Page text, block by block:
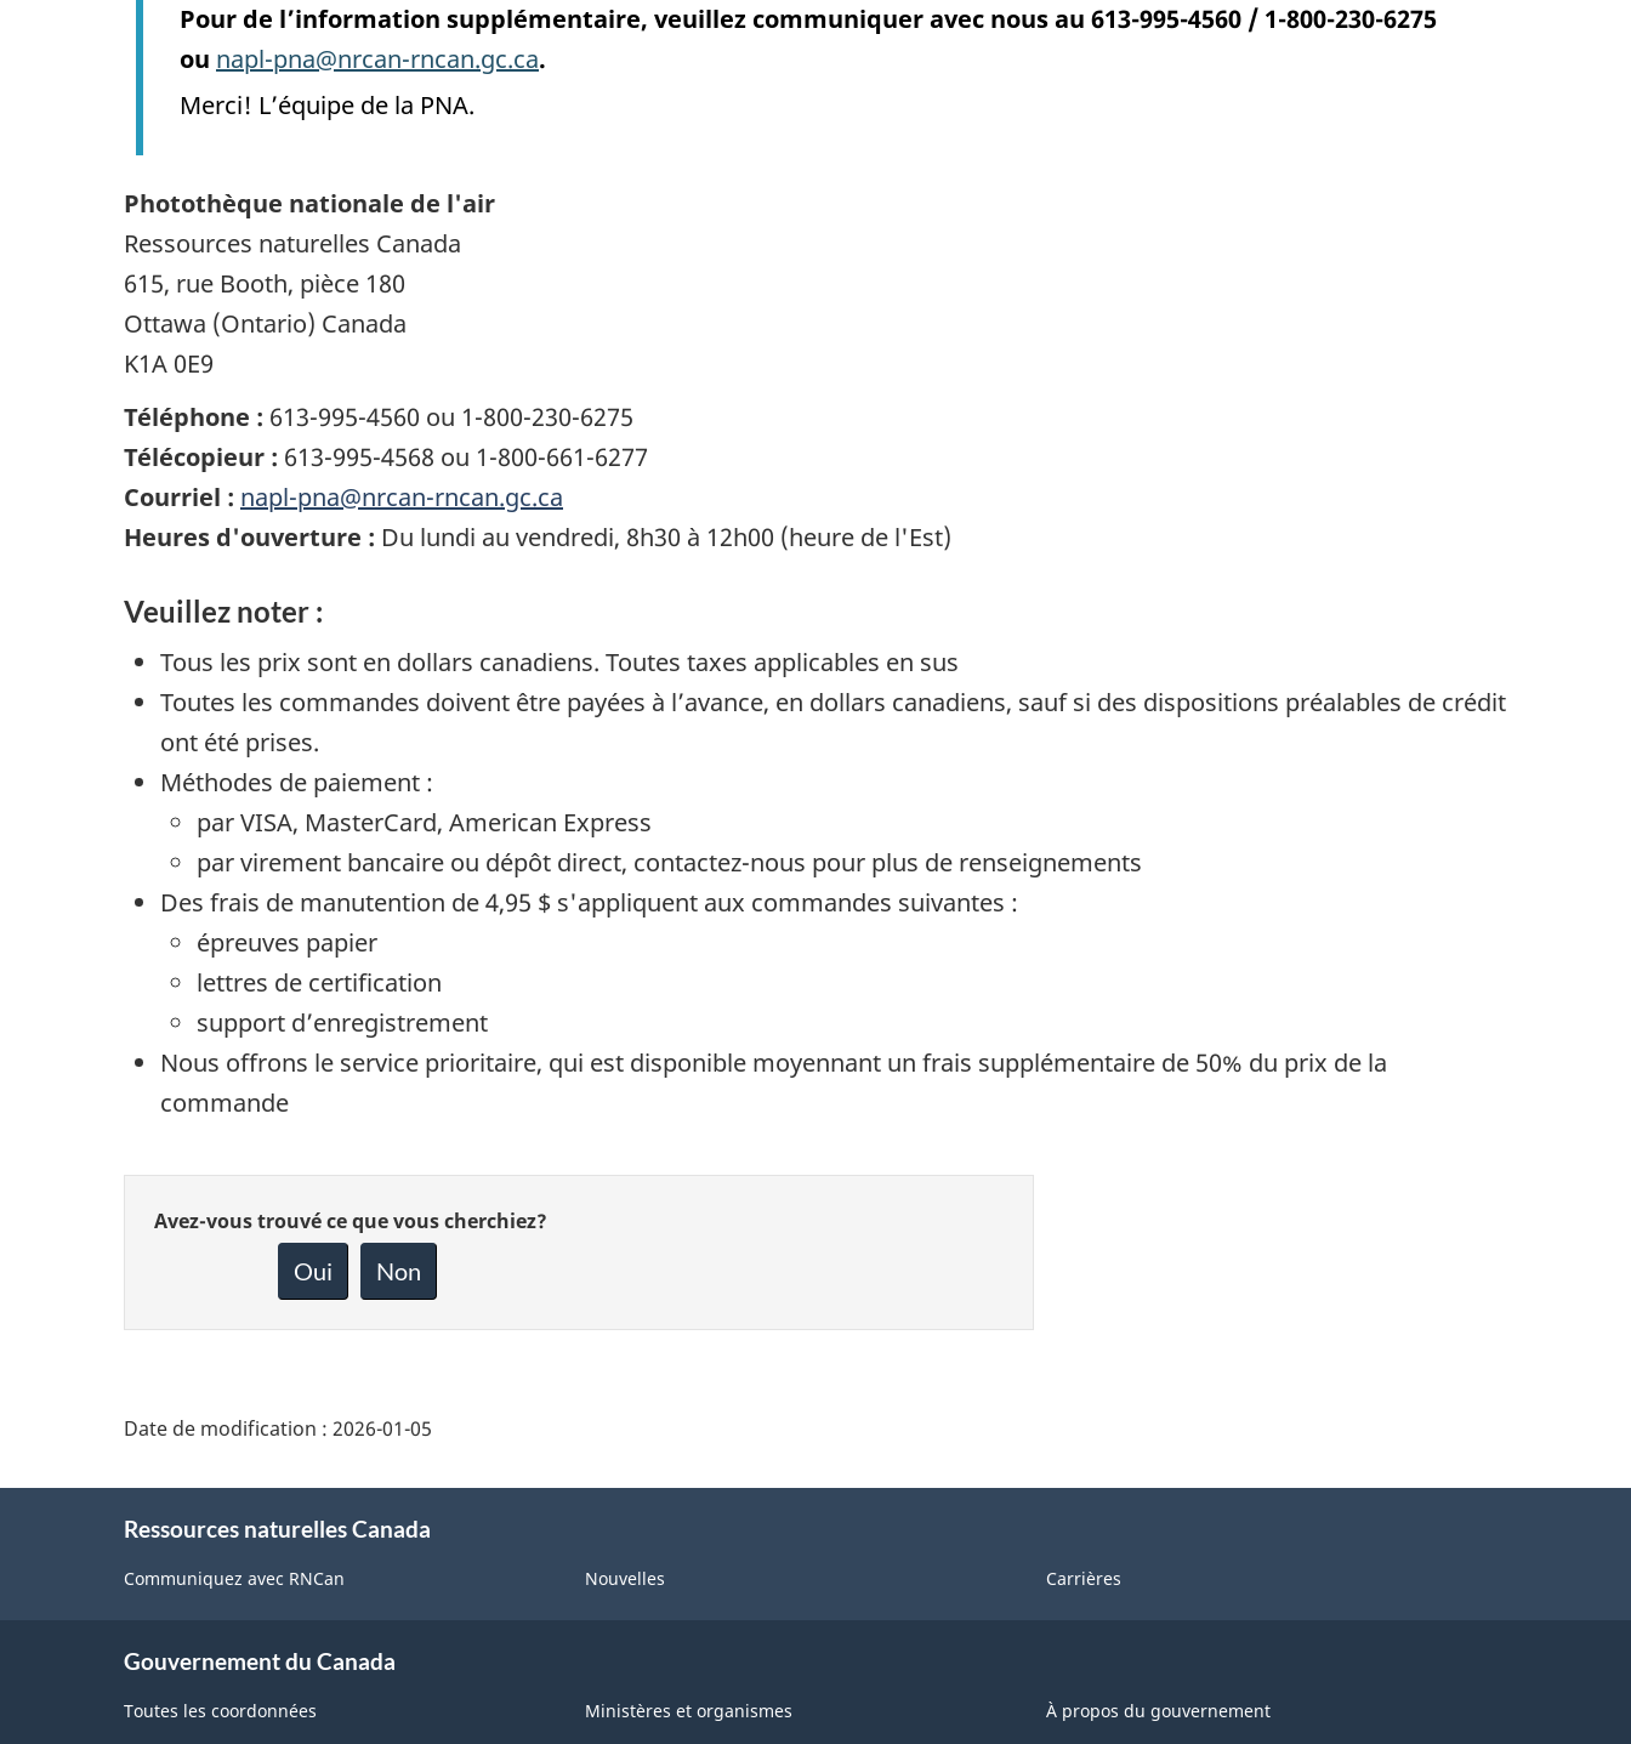
Pour de l’information supplémentaire, veuillez communiquer avec nous au 613-995-4560 / 1-800-230-6275
ou napl-pna@nrcan-rncan.gc.ca.
Merci! L’équipe de la PNA.
Photothèque nationale de l'air
Ressources naturelles Canada
615, rue Booth, pièce 180
Ottawa (Ontario) Canada
K1A 0E9
Téléphone : 613-995-4560 ou 1-800-230-6275
Télécopieur : 613-995-4568 ou 1-800-661-6277
Courriel : napl-pna@nrcan-rncan.gc.ca
Heures d'ouverture : Du lundi au vendredi, 8h30 à 12h00 (heure de l'Est)
Veuillez noter :
Tous les prix sont en dollars canadiens. Toutes taxes applicables en sus
Toutes les commandes doivent être payées à l’avance, en dollars canadiens, sauf si des dispositions préalables de crédit
ont été prises.
Méthodes de paiement :
par VISA, MasterCard, American Express
par virement bancaire ou dépôt direct, contactez-nous pour plus de renseignements
Des frais de manutention de 4,95 $ s'appliquent aux commandes suivantes :
épreuves papier
lettres de certification
support d’enregistrement
Nous offrons le service prioritaire, qui est disponible moyennant un frais supplémentaire de 50% du prix de la
commande
Donnez
Avez-vous trouvé ce que vous cherchiez?
Oui Non
Date de modification : 2026-01-05
Ressources naturelles Canada
Communiquez avec RNCan Nouvelles Carrières
Gouvernement du Canada
Toutes les coordonnées Ministères et organismes À propos du gouvernement